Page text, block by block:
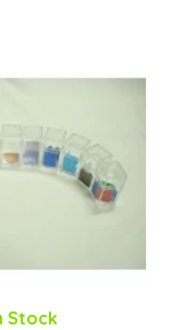
Stock